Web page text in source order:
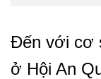
Đến với cơ
ở Hội An